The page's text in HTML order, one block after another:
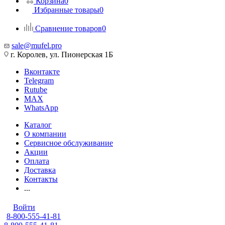
Избранные товары0
Сравнение товаров0
sale@mufel.pro
г. Королев, ул. Пионерская 1Б
Вконтакте
Telegram
Rutube
MAX
WhatsApp
Каталог
О компании
Сервисное обслуживание
Акции
Оплата
Доставка
Контакты
...
Войти
8-800-555-41-81